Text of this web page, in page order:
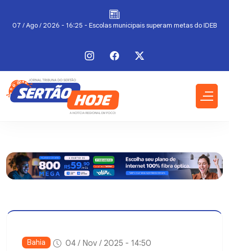
07 / Ago / 2026 - 16:25 - Escolas municipais superam metas do IDEB
Bahia 04 / Nov / 2025 - 14:50